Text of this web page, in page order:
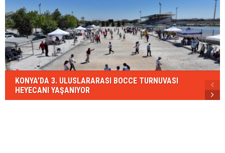
KONYA’DA 3. ULUSLARARASI BOCCE TURNUVASI
HEYECANI YAŞANIYOR